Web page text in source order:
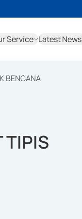
Service Latest News
BENCANA
TIPIS